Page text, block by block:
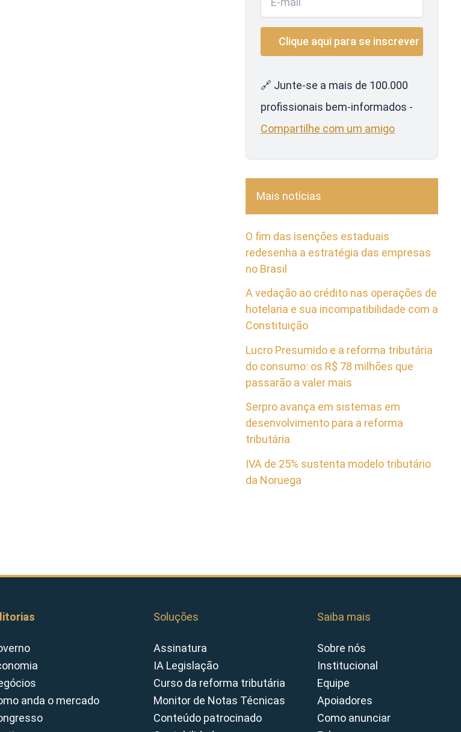
🔗 Junte-se a mais de 100.000
profissionais bem-informados -
Compartilhe com um amigo
Mais notícias
O fim das isenções estaduais
redesenha a estratégia das empresas
no Brasil
A vedação ao crédito nas operações de
hotelaria e sua incompatibilidade com a
Constituição
Lucro Presumido e a reforma tributária
do consumo: os R$ 78 milhões que
passarão a valer mais
Serpro avança em sistemas em
desenvolvimento para a reforma
tributária
IVA de 25% sustenta modelo tributário
da Noruega
anda o mercado
Soluções
Assinatura
IA Legislação
Curso da reforma tributária
Monitor de Notas Técnicas
Conteúdo patrocinado
Saiba mais
Sobre nós
Institucional
Equipe
Apoiadores
Como anunciar